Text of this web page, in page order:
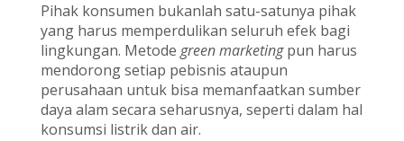
Pihak konsumen bukanlah satu-satunya pihak
yang harus memperdulikan seluruh efek bagi
lingkungan. Metodegreen marketingpun harus
mendorong setiap pebisnis ataupun
perusahaan untuk bisa memanfaatkan sumber
daya alam secara seharusnya, seperti dalam hal
konsumsi listrik dan air.